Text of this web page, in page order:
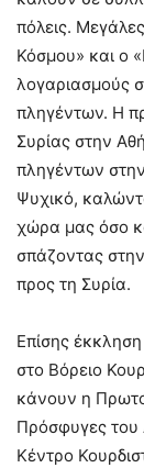
πόλεις.
Κόσμου» και ο
λογαριασμούς
πληγέντων. Η
Συρίας στην
πληγέντων
Ψυχικό,
χώρα μας όσο
σπάζοντας
προς τη Συρία.
Επίσης
στο Βόρειο
κάνουν η
Πρόσφυγες του
Κέντρο